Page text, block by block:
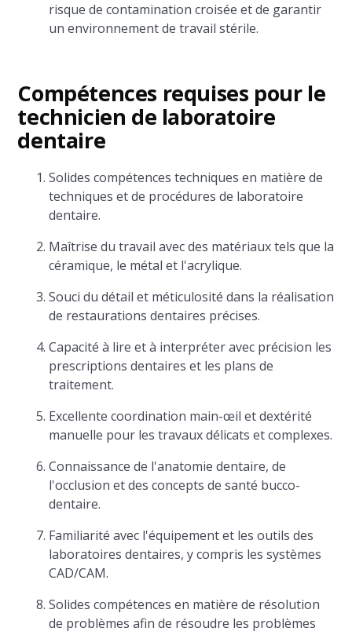
risque de contamination croisée et de garantir
un environnement de travail stérile.
Compétences requises pour le
technicien de laboratoire
dentaire
Solides compétences techniques en matière de
techniques et de procédures de laboratoire
dentaire.
Maîtrise du travail avec des matériaux tels que la
céramique, le métal et l'acrylique.
Souci du détail et méticulosité dans la réalisation
de restaurations dentaires précises.
Capacité à lire et à interpréter avec précision les
prescriptions dentaires et les plans de
traitement.
Excellente coordination main-œil et dextérité
manuelle pour les travaux délicats et complexes.
Connaissance de l'anatomie dentaire, de
l'occlusion et des concepts de santé bucco-
dentaire.
Familiarité avec l'équipement et les outils des
laboratoires dentaires, y compris les systèmes
CAD/CAM.
Solides compétences en matière de résolution
de problèmes afin de résoudre les problèmes